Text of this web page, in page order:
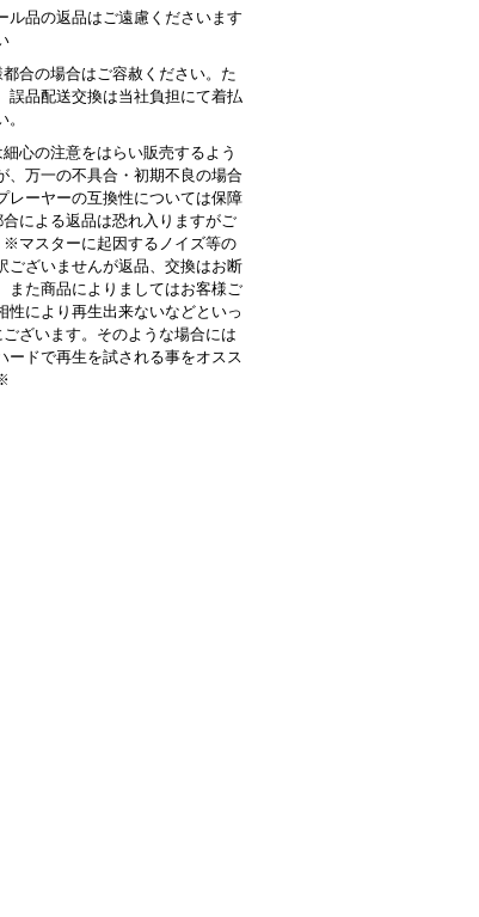
ル品の返品はご遠慮くださいます
合の場合はご容赦ください。た
誤品配送交換は当社負担にて着払
の注意をはらい販売するよう
、万一の不具合・初期不良の場合
レーヤーの互換性については保障
による返品は恐れ入りますがご
スターに起因するノイズ等の
ございませんが返品、交換はお断
た商品によりましてはお客様ご
性により再生出来ないなどといっ
ざいます。そのような場合には
ードで再生を試される事をオスス